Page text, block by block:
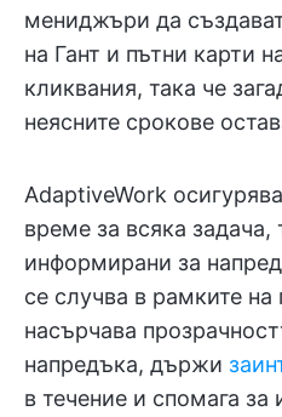
мениджъри да
на Гант и пътни карти
кликвания, така че
неясните срокове
AdaptiveWork
време за всяка задача,
информирани за
се случва в рамките
насърчава
напредъка, държи
в течение и спомага за